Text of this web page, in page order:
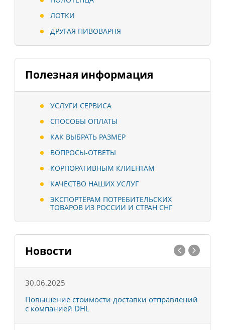
ЛОТКИ
ДРУГАЯ ПИВОВАРНЯ
Полезная информация
УСЛУГИ СЕРВИСА
СПОСОБЫ ОПЛАТЫ
КАК ВЫБРАТЬ РАЗМЕР
ВОПРОСЫ-ОТВЕТЫ
КОРПОРАТИВНЫМ КЛИЕНТАМ
КАЧЕСТВО НАШИХ УСЛУГ
ЭКСПОРТЁРАМ ПОТРЕБИТЕЛЬСКИХ
ТОВАРОВ ИЗ РОССИИ И СТРАН СНГ
Новости
30.06.2025
Повышение стоимости доставки отправлений
с компанией DHL